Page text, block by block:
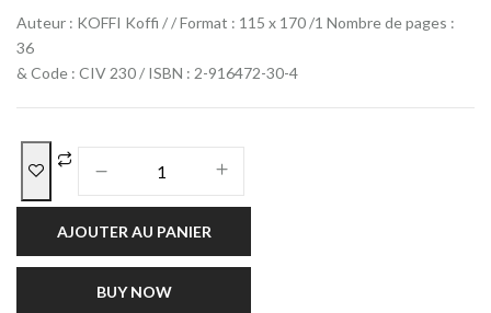
Auteur : KOFFI Koffi / / Format : 115 x 170 /1 Nombre de pages :
36
& Code : CIV 230 / ISBN : 2-916472-30-4
AJOUTER AU PANIER
BUY NOW